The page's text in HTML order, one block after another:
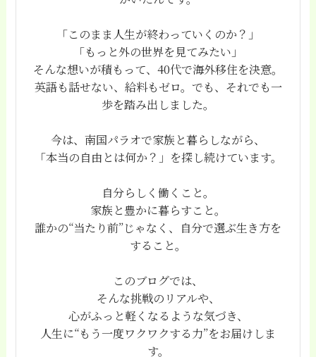
「このまま人生が終わっていくのか？」
「もっと外の世界を見てみたい」
そんな想いが積もって、40代で海外移住を決意。
英語も話せない、給料もゼロ。でも、それでも一
歩を踏み出しました。
今は、南国パラオで家族と暮らしながら、
「本当の自由とは何か？」を探し続けています。
自分らしく働くこと。
家族と豊かに暮らすこと。
誰かの“当たり前”じゃなく、自分で選ぶ生き方を
すること。
このブログでは、
そんな挑戦のリアルや、
心がふっと軽くなるような気づき、
人生に“もう一度ワクワクする力”をお届けしま
す。